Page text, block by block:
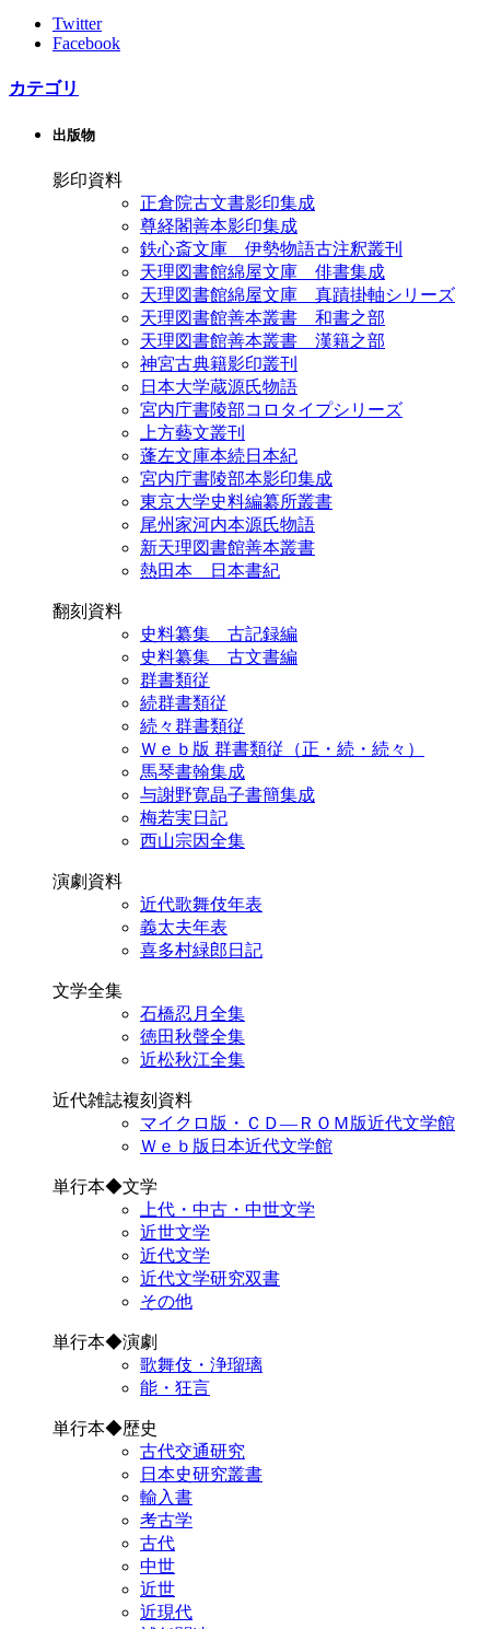
Twitter
Facebook
カテゴリ
出版物
影印資料
正倉院古文書影印集成
尊経閣善本影印集成
鉄心斎文庫 伊勢物語古注釈叢刊
天理図書館綿屋文庫 俳書集成
天理図書館綿屋文庫 真蹟掛軸シリーズ
天理図書館善本叢書 和書之部
天理図書館善本叢書 漢籍之部
神宮古典籍影印叢刊
日本大学蔵源氏物語
宮内庁書陵部コロタイプシリーズ
上方藝文叢刊
蓬左文庫本続日本紀
宮内庁書陵部本影印集成
東京大学史料編纂所叢書
尾州家河内本源氏物語
新天理図書館善本叢書
熱田本 日本書紀
翻刻資料
史料纂集 古記録編
史料纂集 古文書編
群書類従
続群書類従
続々群書類従
Ｗｅｂ版 群書類従（正・続・続々）
馬琴書翰集成
与謝野寛晶子書簡集成
梅若実日記
西山宗因全集
演劇資料
近代歌舞伎年表
義太夫年表
喜多村緑郎日記
文学全集
石橋忍月全集
徳田秋聲全集
近松秋江全集
近代雑誌複刻資料
マイクロ版・ＣＤ―ＲＯＭ版近代文学館
Ｗｅｂ版日本近代文学館
単行本◆文学
上代・中古・中世文学
近世文学
近代文学
近代文学研究双書
その他
単行本◆演劇
歌舞伎・浄瑠璃
能・狂言
単行本◆歴史
古代交通研究
日本史研究叢書
輸入書
考古学
古代
中世
近世
近現代